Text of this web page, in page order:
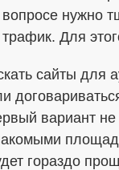
вопросе нужно
трафик. Для
сайты для
вариант
гораздо